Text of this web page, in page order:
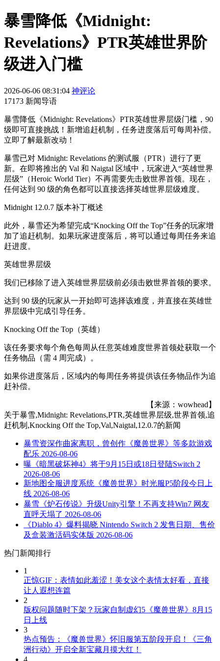
暴雪降低《Midnight:
Revelations》PTR英雄世界阶
级进入门槛
2026-06-06 08:31:04 神评论
17173 新闻导语
暴雪降低《Midnight: Revelations》PTR英雄世界层级门槛，90
级即可直接挑战！新增追赶机制，任务进度落后可每周补偿。
立即了解最新改动！
暴雪已对 Midnight: Revelations 的测试服（PTR）进行了更
新。在即将推出的 Val 和 Naigtal 区域中，玩家进入“英雄世界
层级”（Heroic World Tier）不再需要先击败世界首领。现在，
任何达到 90 级的角色都可以直接选择英雄世界层级难度。
Midnight 12.0.7 版本补丁概述
此外，暴雪还为希望完成“Knocking Off the Top”任务的玩家增
加了追赶机制。如果玩家进度落后，将可以通过每周任务来追
赶进度。
英雄世界层级
我们已移除了进入英雄世界层级前必须击败世界首领的要求。
达到 90 级的玩家从一开始即可选择该难度，并直接在英雄世
界层级中完成引导任务。
Knocking Off the Top（英雄）
该任务要求每个角色每周从任意英雄难度世界首领处获取一个
任务物品（需 4 周完成）。
如果你进度落后，区域内的每周任务将提供该任务物品作为追
赶补偿。
【来源：wowhead】
关于暴雪,Midnight: Revelations,PTR,英雄世界层级,世界首领,追
赶机制,Knocking Off the Top,Val,Naigtal,12.0.7的新闻
暴雪资深作曲家离职，曾创作《魔兽世界》等多款游戏
配乐 2026-08-06
曝《暗黑破坏神4》将于9月15日或18日登陆Switch 2
2026-08-06
新地图全服进度系统《魔兽世界》时光服P5阶段今日上
线 2026-08-06
暴雪《炉石传说》升级Unity引擎！不再支持Win7 网友
直呼天塌了 2026-08-06
《Diablo 4》爆料揭晓 Nintendo Switch 2 发售日期、售价
及盒装激活码实体版 2026-08-06
热门新闻排行
1
正惊GIF：表情如此羞涩！美女这个表情太好看，直接
让人遐想连篇
2
版权问题随时下架？玩家自制虚幻5《魔兽世界》8月15
日上线
3
热点预告：《魔兽世界》怀旧服第五阶段开启！《三角
洲行动》开启全新宝藏月摸大红！
4